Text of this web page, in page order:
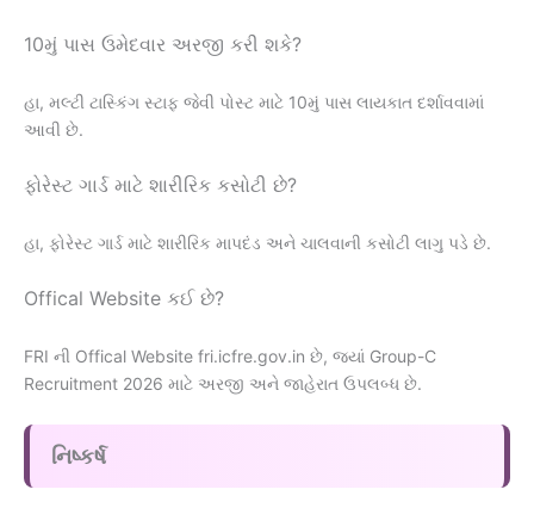
10મું પાસ ઉમેદવાર અરજી કરી શકે?
હા, મલ્ટી ટાસ્કિંગ સ્ટાફ જેવી પોસ્ટ માટે 10મું પાસ લાયકાત દર્શાવવામાં
આવી છે.
ફોરેસ્ટ ગાર્ડ માટે શારીરિક કસોટી છે?
હા, ફોરેસ્ટ ગાર્ડ માટે શારીરિક માપદંડ અને ચાલવાની કસોટી લાગુ પડે છે.
Offical Website કઈ છે?
FRI ની Offical Website fri.icfre.gov.in છે, જ્યાં Group-C
Recruitment 2026 માટે અરજી અને જાહેરાત ઉપલબ્ધ છે.
નિષ્કર્ષ